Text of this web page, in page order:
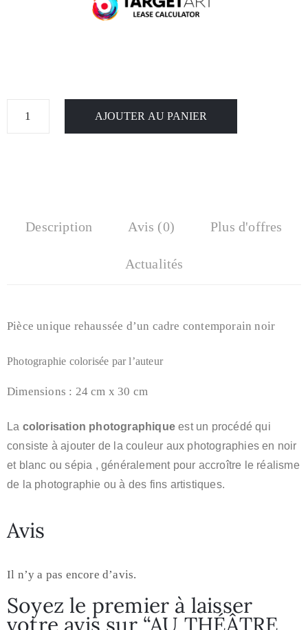
AJOUTER AU PANIER
Description Avis (0) Plus d'offres
Actualités
Pièce unique rehaussée d’un cadre contemporain noir
Photographie colorisée par l’auteur
Dimensions : 24 cm x 30 cm
La colorisation photographique est un procédé qui
consiste à ajouter de la couleur aux photographies en noir
et blanc ou sépia , généralement pour accroître le réalisme
de la photographie ou à des fins artistiques.
Avis
Il n’y a pas encore d’avis.
Soyez le premier à laisser
votre avis sur “AU THÉÂTRE